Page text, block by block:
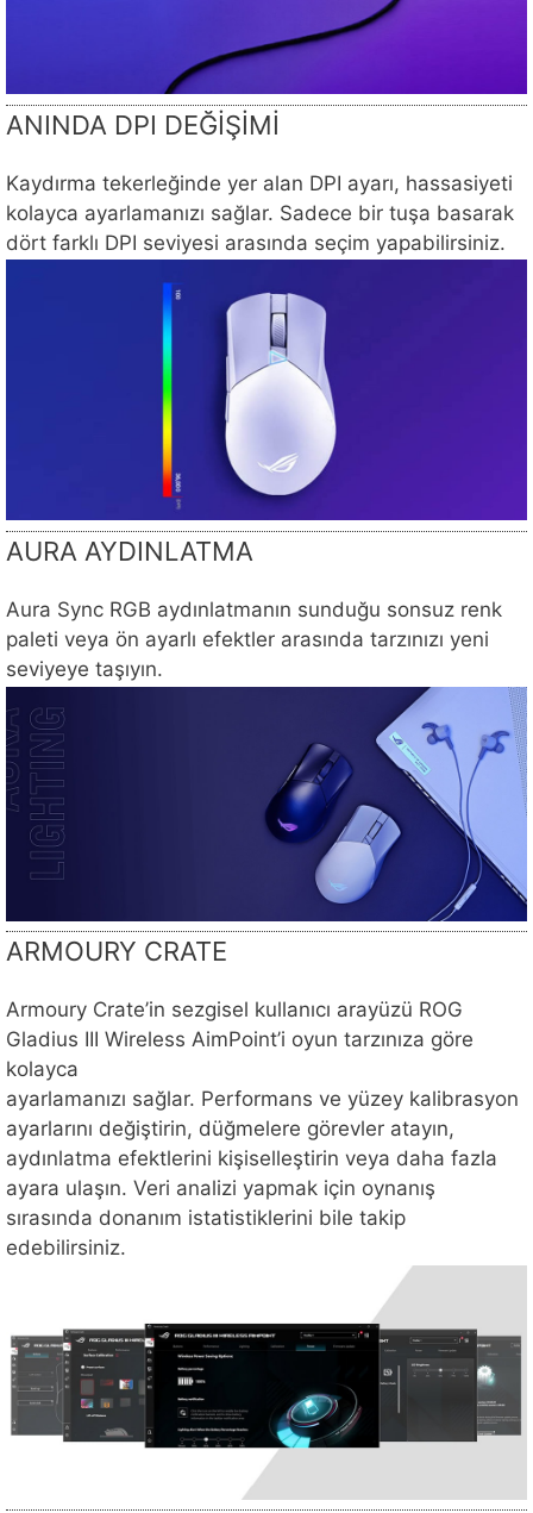
ANINDA DPI DEĞİŞİMİ
Kaydırma tekerleğinde yer alan DPI ayarı, hassasiyeti
kolayca ayarlamanızı sağlar. Sadece bir tuşa basarak
dört farklı DPI seviyesi arasında seçim yapabilirsiniz.
AURA AYDINLATMA
Aura Sync RGB aydınlatmanın sunduğu sonsuz renk
paleti veya ön ayarlı efektler arasında tarzınızı yeni
seviyeye taşıyın.
ARMOURY CRATE
Armoury Crate’in sezgisel kullanıcı arayüzü ROG
Gladius III Wireless AimPoint’i oyun tarzınıza göre
kolayca
ayarlamanızı sağlar. Performans ve yüzey kalibrasyon
ayarlarını değiştirin, düğmelere görevler atayın,
aydınlatma efektlerini kişiselleştirin veya daha fazla
ayara ulaşın. Veri analizi yapmak için oynanış
sırasında donanım istatistiklerini bile takip
edebilirsiniz.